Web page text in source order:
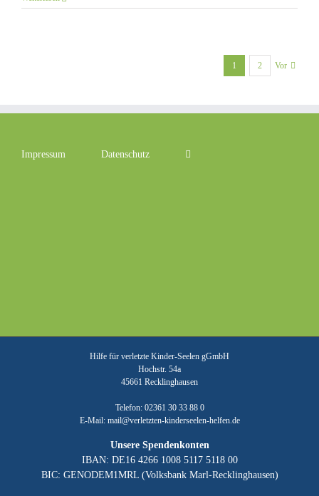
1 2 Vor
Impressum Datenschutz
Hilfe für verletzte Kinder-Seelen gGmbH
Hochstr. 54a
45661 Recklinghausen
Telefon: 02361 30 33 88 0
E-Mail: mail@verletzten-kinderseelen-helfen.de
Unsere Spendenkonten
IBAN: DE16 4266 1008 5117 5118 00
BIC: GENODEM1MRL (Volksbank Marl-Recklinghausen)